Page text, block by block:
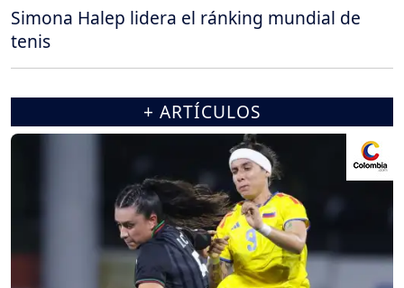
Simona Halep lidera el ránking mundial de
tenis
+ ARTÍCULOS